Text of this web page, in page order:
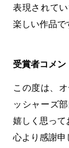
表現されて
楽しい作品で
受賞者コメン
この度は、
ッシャーズ
嬉しく思って
心より感謝申